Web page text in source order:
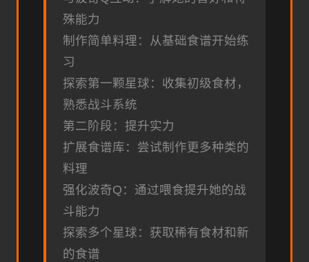
殊能力
制作简单料理：从基础食谱开始练
习
探索第一颗星球：收集初级食材，
熟悉战斗系统
第二阶段：提升实力
扩展食谱库：尝试制作更多种类的
料理
强化波奇Q：通过喂食提升她的战
斗能力
探索多个星球：获取稀有食材和新
的食谱